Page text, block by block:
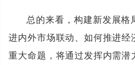
总的来看，构建新发展格
进内外市场联动、如何推进经
重大命题，将通过发挥内需潜